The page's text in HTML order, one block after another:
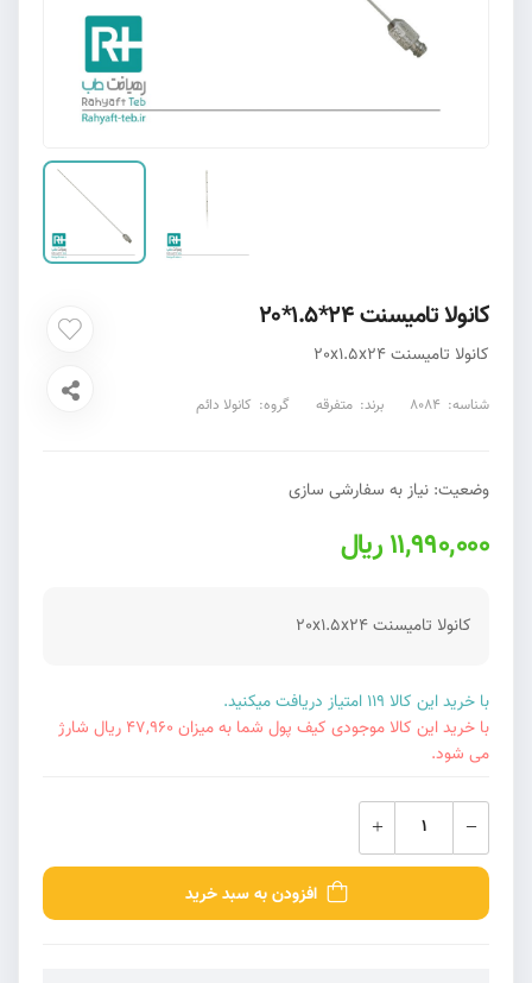
کانولا تامیسنت 24*1.5*20
کانولا تامیسنت 20x1.5x24
شناسه: 8084 برند: متفرقه گروه: کانولا دائم
وضعیت: نیاز به سفارشی سازی
11,990,000 ریال
کانولا تامیسنت 20x1.5x24
با خرید این کالا 119 امتیاز دریافت میکنید.
با خرید این کالا موجودی کیف پول شما به میزان 47,960 ریال شارژ
می شود.
افزودن به سبد خرید